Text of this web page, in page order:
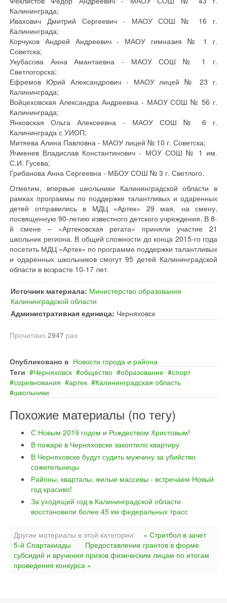
Калининграда;
Ивахович Дмитрий Сергеевич - МАОУ СОШ № 16 г.
Калининграда;
Корчуков Андрей Андреевич - МАОУ гимназия № 1 г.
Советска;
Укубасова Анна Амантаевна - МАОУ СОШ № 1 г.
Светлогорска;
Ефремов Юрий Александрович - МАОУ лицей № 23 г.
Калининграда;
Войцеховская Александра Андреевна - МАОУ СОШ № 56 г.
Калининграда;
Янковская Ольга Алексеевна - МАОУ СОШ № 6 г.
Калининграда с УИОП;
Митяева Алина Павловна - МАОУ лицей № 10 г. Советска;
Ячменев Владислав Константинович - МОУ СОШ № 1 им.
С.И. Гусева;
Грибанова Анна Сергеевна - МБОУ СОШ № 3 г. Светлого.
Отметим, впервые школьники Калининградской области в
рамках программы по поддержке талантливых и одаренных
детей отправились в МДЦ «Артек» 29 мая, на смену,
посвященную 90-летию известного детского учреждения. В 8-
й смене – «Артековская регата» приняли участие 21
школьник региона. В общей сложности до конца 2015-го года
посетить МДЦ «Артек» по программе поддержки талантливых
и одаренных школьников смогут 95 детей Калининградской
области в возрасте 10-17 лет.
Источник материала: Министерство образования
Калининградской области
Административная единица: Черняховск
Прочитано 2947 раз
Опубликовано в Новости города и района
Теги
Черняховск общество образование
спорт
соревнования
артек
Калининградская область
школьники
Похожие материалы (по тегу)
С Новым 2019 годом и Рождеством Христовым!
В пожаре в Черняховске закоптило квартиру
В Черняховске будут судить мужчину за убийство
сожительницы
Районы, кварталы, жилые массивы - встречаем Новый
год красиво!
За уходящий год в Калининградской области
восстановили более 45 км федеральных трасс
Другие материалы в этой категории:
« Стритбол в зачет
5-й Спартакиады
Предоставление грантов в форме
субсидий и вручения призов физическим лицам по итогам
проведения конкурса »